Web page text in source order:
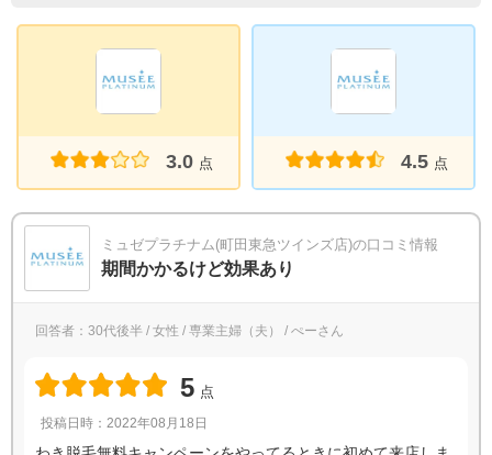
3.0 点 4.5 点
ミュゼプラチナム(町田東急ツインズ店)の口コミ情報
期間かかるけど効果あり
回答者：30代後半 / 女性 / 専業主婦（夫） / ぺーさん
5 点
投稿日時：2022年08月18日